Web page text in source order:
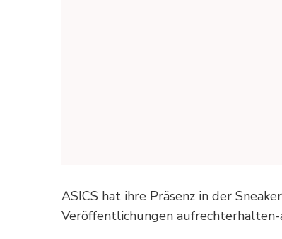
ASICS hat ihre Präsenz in der
Veröffentlichungen